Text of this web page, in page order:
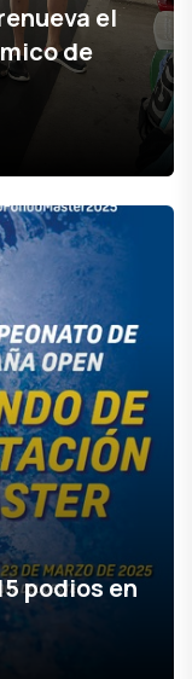
el
de
podios en